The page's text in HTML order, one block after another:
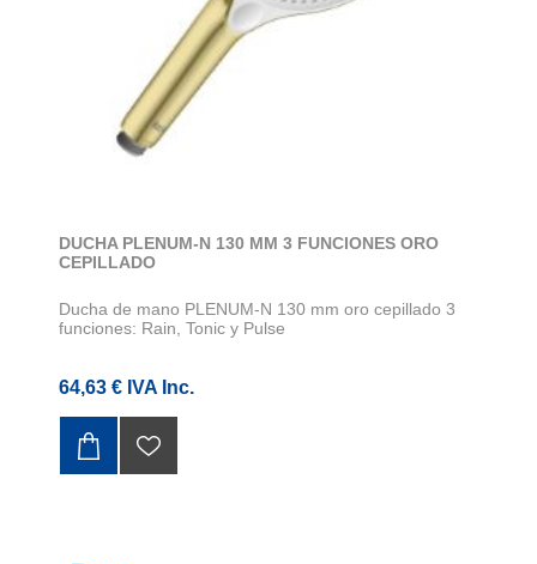
DUCHA PLENUM-N 130 MM 3 FUNCIONES ORO
CEPILLADO
Ducha de mano PLENUM-N 130 mm oro cepillado 3
funciones: Rain, Tonic y Pulse
64,63 € IVA Inc.